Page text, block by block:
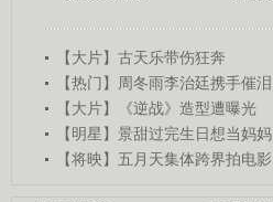
【大片】古天乐带伤狂奔
【热门】周冬雨李治廷携手催泪
【大片】《逆战》造型遭曝光
【明星】景甜过完生日想当妈妈
【将映】五月天集体跨界拍电影